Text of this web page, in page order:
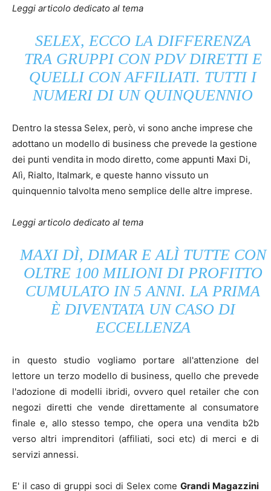
Leggi articolo dedicato al tema
SELEX, ECCO LA DIFFERENZA
TRA GRUPPI CON PDV DIRETTI E
QUELLI CON AFFILIATI. TUTTI I
NUMERI DI UN QUINQUENNIO
Dentro la stessa Selex, però, vi sono anche imprese che
adottano un modello di business che prevede la gestione
dei punti vendita in modo diretto, come appunti Maxi Di,
Alì, Rialto, Italmark, e queste hanno vissuto un
quinquennio talvolta meno semplice delle altre imprese.
Leggi articolo dedicato al tema
MAXI DÌ, DIMAR E ALÌ TUTTE CON
OLTRE 100 MILIONI DI PROFITTO
CUMULATO IN 5 ANNI. LA PRIMA
È DIVENTATA UN CASO DI
ECCELLENZA
in questo studio vogliamo portare all'attenzione del
lettore un terzo modello di business, quello che prevede
l'adozione di modelli ibridi, ovvero quel retailer che con
negozi diretti che vende direttamente al consumatore
finale e, allo stesso tempo, che opera una vendita b2b
verso altri imprenditori (affiliati, soci etc) di merci e di
servizi annessi.
E' il caso di gruppi soci di Selex come Grandi Magazzini